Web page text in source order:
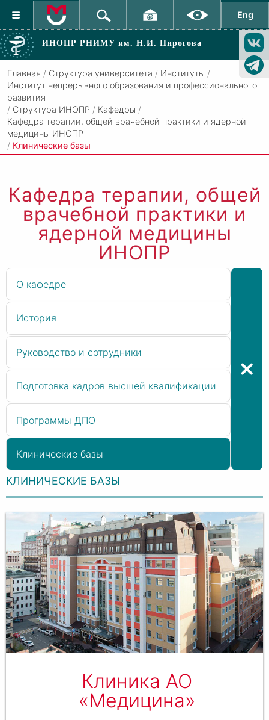
Eng
ИНОПР РНИМУ им. Н.И. Пирогова
Главная / Структура университета / Институты /
Институт непрерывного образования и профессионального
развития
/ Структура ИНОПР / Кафедры /
Кафедра терапии, общей врачебной практики и ядерной
медицины ИНОПР
/ Клинические базы
Кафедра терапии, общей
врачебной практики и
ядерной медицины
ИНОПР
О кафедре
История
Руководство и сотрудники
Подготовка кадров высшей квалификации
Программы ДПО
Клинические базы
КЛИНИЧЕСКИЕ БАЗЫ
Клиника АО
«Медицина»